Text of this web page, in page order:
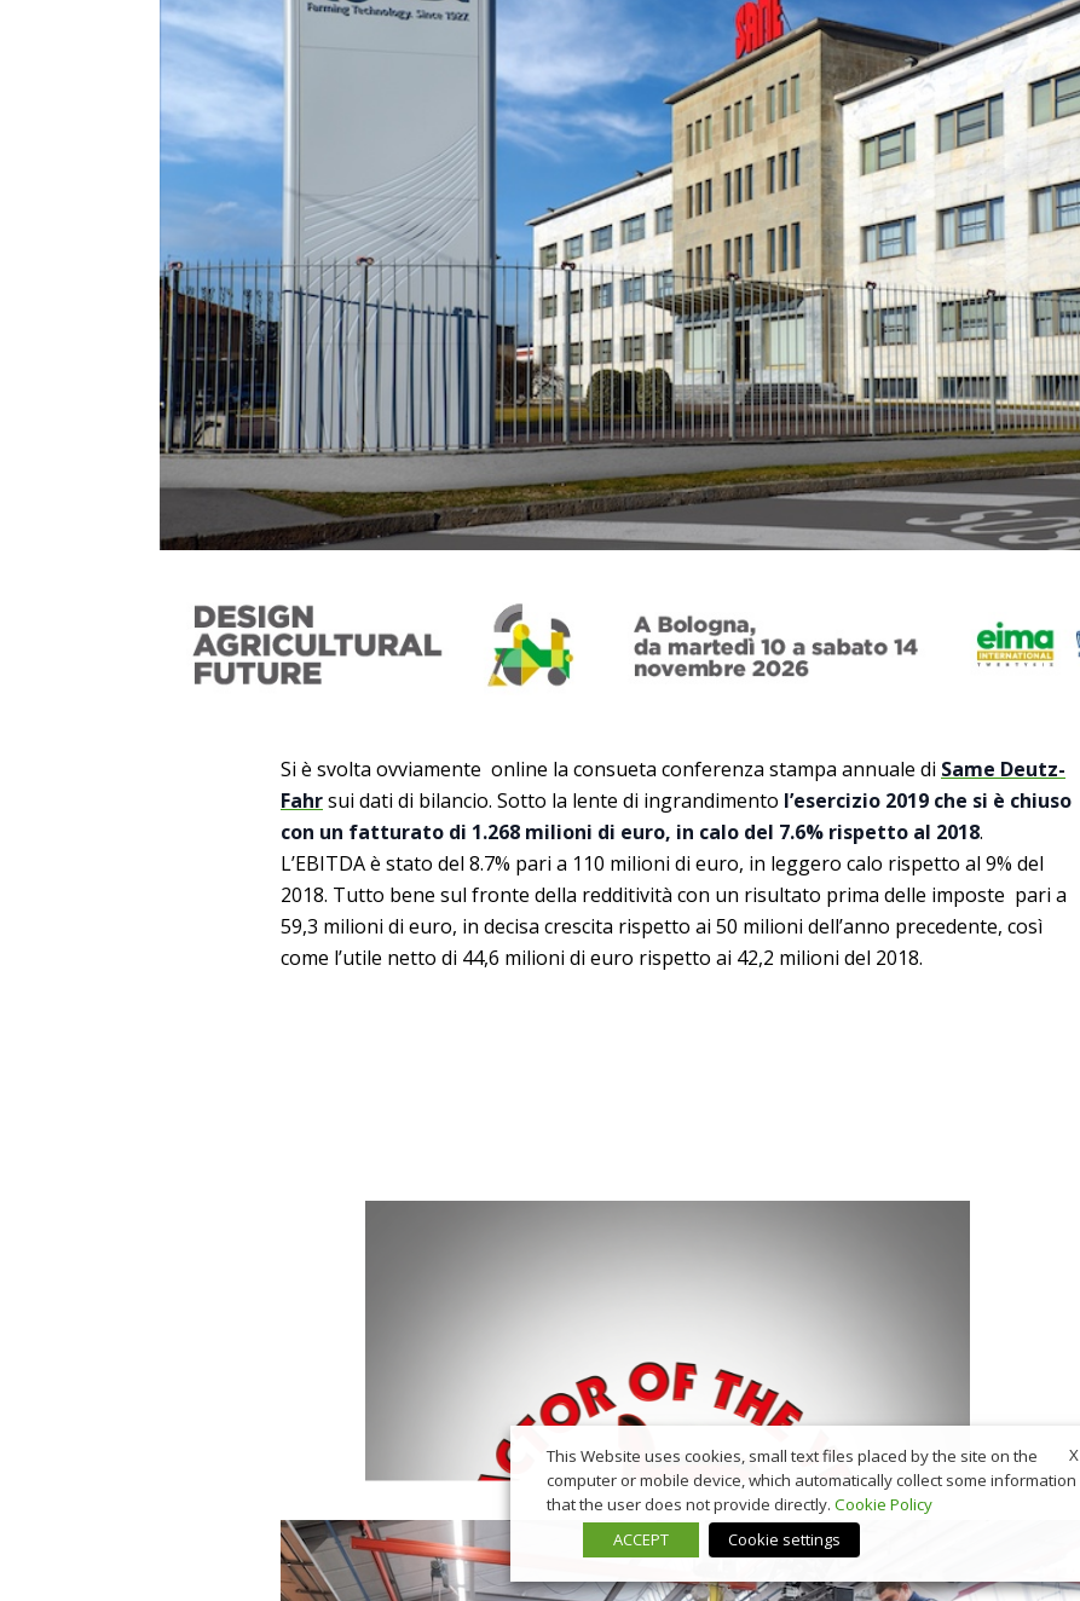
Si è svolta ovviamente online la consueta conferenza stampa annuale di Same Deutz-
Fahrsui dati di bilancio. Sotto la lente di ingrandimento l’esercizio 2019 che si è chiuso
con un fatturato di 1.268 milioni di euro, in calo del 7.6% rispetto al 2018.
L’EBITDA è stato del 8.7% pari a 110 milioni di euro, in leggero calo rispetto al 9% del
2018. Tutto bene sul fronte della redditività con un risultato prima delle imposte pari a
59,3 milioni di euro, in decisa crescita rispetto ai 50 milioni dell’anno precedente, così
come l’utile netto di 44,6 milioni di euro rispetto ai 42,2 milioni del 2018.
X
This Website uses cookies, small text files placed by the site on the
computer or mobile device, which automatically collect some information
that the user does not provide directly. Cookie Policy
ACCEPT
Cookie settings